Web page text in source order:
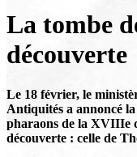
La tombe
découverte
Le 18 février, le
Antiquités a annoncé
pharaons de la XVIIIe
découverte : celle de